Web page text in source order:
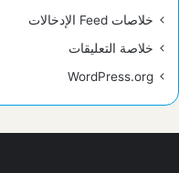
خلاصات Feed الإدخالات
خلاصة التعليقات
WordPress.org